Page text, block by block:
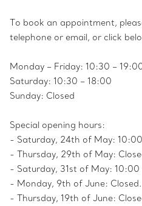
To book an appointment,
telephone or email, or click
Monday – Friday: 10:30 –
Saturday: 10:30 – 18:00
Sunday: Closed
Special opening hours:
- Saturday, 24th of May:
- Thursday, 29th of May:
- Saturday, 31st of May: 10:00
- Monday, 9th of June: Closed.
- Thursday, 19th of June: